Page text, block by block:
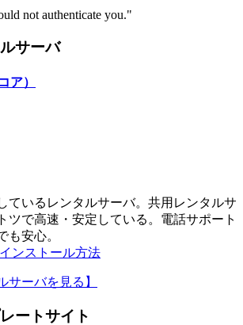
not authenticate you."
サーバ
ア）
ているレンタルサーバ。共用レンタルサ
ツで高速・安定している。電話サポート
も安心。
ンストール方法
サーバを見る 】
ートサイト